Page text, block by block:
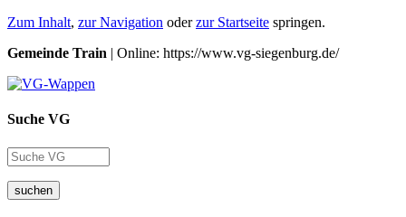
Zum Inhalt, zur Navigation oderzur Startseite springen.
Gemeinde Train | Online: https://www.vg-siegenburg.de/
Suche VG
suchen